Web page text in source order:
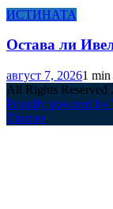
ИСТИНАТА
Остава ли
август 7, 20261 min
All Rights Reserved
Proudly powered by
Themes.